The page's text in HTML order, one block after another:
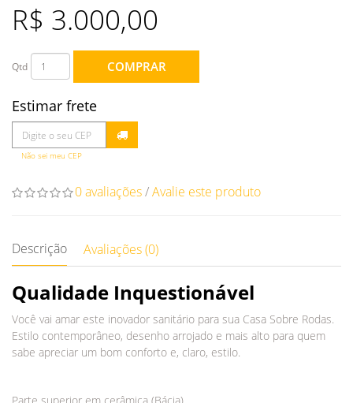
R$ 3.000,00
Qtd COMPRAR
Estimar frete
Não sei meu CEP
0 avaliações/Avalie este produto
Descrição Avaliações (0)
Qualidade Inquestionável
Você vai amar este inovador sanitário para sua Casa Sobre Rodas.
Estilo contemporâneo, desenho arrojado e mais alto para quem
sabe apreciar um bom conforto e, claro, estilo.